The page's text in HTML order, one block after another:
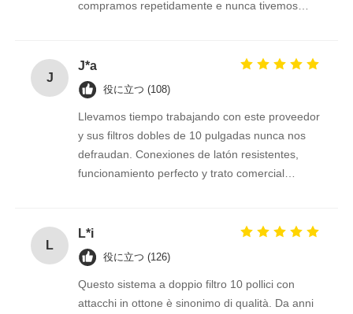
compramos repetidamente e nunca tivemos
J
J*a
役に立つ (108)
Llevamos tiempo trabajando con este proveedor
y sus filtros dobles de 10 pulgadas nunca nos
defraudan. Conexiones de latón resistentes,
funcionamiento perfecto y trato comercial
L
L*i
役に立つ (126)
Questo sistema a doppio filtro 10 pollici con
attacchi in ottone è sinonimo di qualità. Da anni